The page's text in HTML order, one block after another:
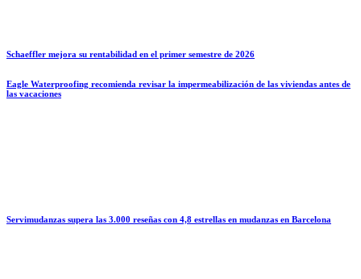
Schaeffler mejora su rentabilidad en el primer semestre de 2026
Eagle Waterproofing recomienda revisar la impermeabilización de las viviendas antes de
las vacaciones
Servimudanzas supera las 3.000 reseñas con 4,8 estrellas en mudanzas en Barcelona